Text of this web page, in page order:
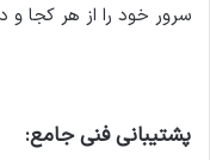
سرور خود را از هر کجا و
پشتیبانی فنی جامع: